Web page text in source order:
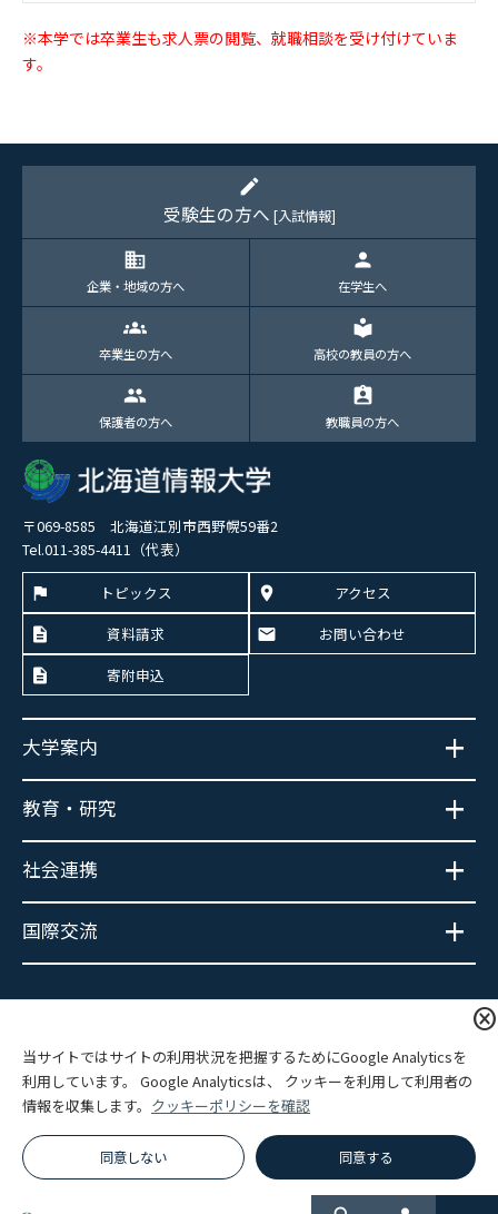
cancel
当サイトではサイトの利用状況を把握するためにGoogle Analyticsを
利用しています。 Google Analyticsは、 クッキーを利用して利用者の
情報を収集します。 クッキーポリシーを確認
同意しない 同意する
※本学では卒業生も求人票の閲覧、就職相談を受け付けていま
す。
edit
受験生の方へ [入試情報]
domain
企業・地域の方へ
person
在学生へ
groups
卒業生の方へ
local_library
高校の教員の方へ
group
保護者の方へ
assignment_ind
教職員の方へ
〒069-8585 北海道江別市西野幌59番2
Tel.011-385-4411（代表）
トピックス
アクセス
資料請求
お問い合わせ
寄附申込
大学案内
教育・研究
社会連携
国際交流
プライバシーポリシー
関連リンク
サイトマップ
© Hokkaido Information University.